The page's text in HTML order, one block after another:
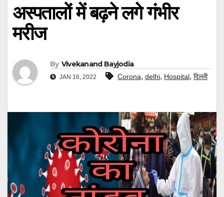
अस्पतालों में बढ़ने लगे गंभीर
मरीज
By Vivekanand Bayjodia
JAN 16, 2022 Corona, delhi, Hospital, दिल्ली